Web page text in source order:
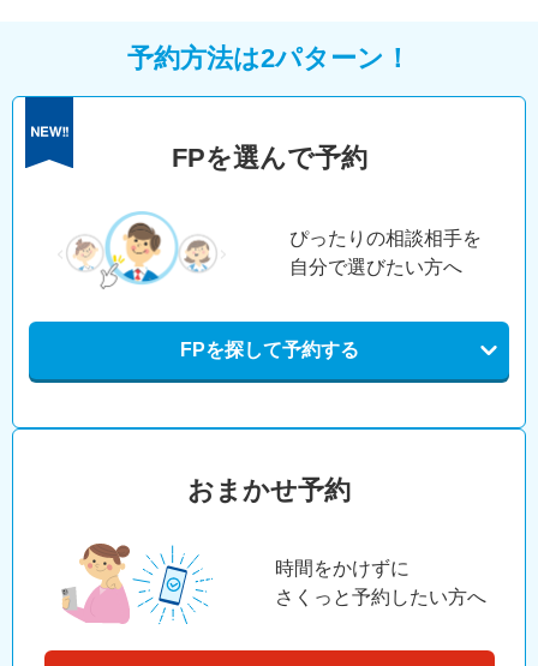
予約方法は2パターン！
FPを選んで予約
ぴったりの相談相手を
自分で選びたい方へ
FPを探して予約する
おまかせ予約
時間をかけずに
さくっと予約したい方へ